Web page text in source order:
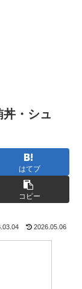
・シュ
はてブ
コピー
2026.05.06